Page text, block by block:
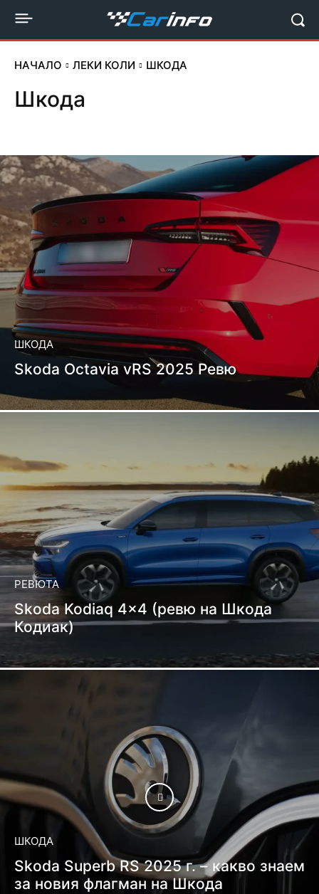
НАЧАЛО ЛЕКИ КОЛИ ШКОДА
Шкода
ШКОДА
Skoda Octavia vRS 2025 Ревю
РЕВЮТА
Skoda Kodiaq 4×4 (ревю на Шкода
Кодиак)
ШКОДА
Skoda Superb RS 2025 г. – какво знаем
за новия флагман на Шкода